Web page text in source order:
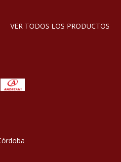
VER TODOS LOS PRODUCTOS